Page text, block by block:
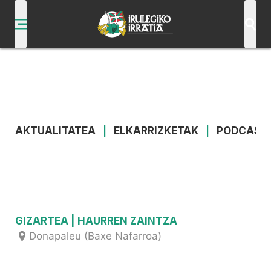
AKTUALITATEA ELKARRIZKETAK
GIZARTEA
| HAURREN ZAINTZA
Donapaleu (Baxe Nafarroa)